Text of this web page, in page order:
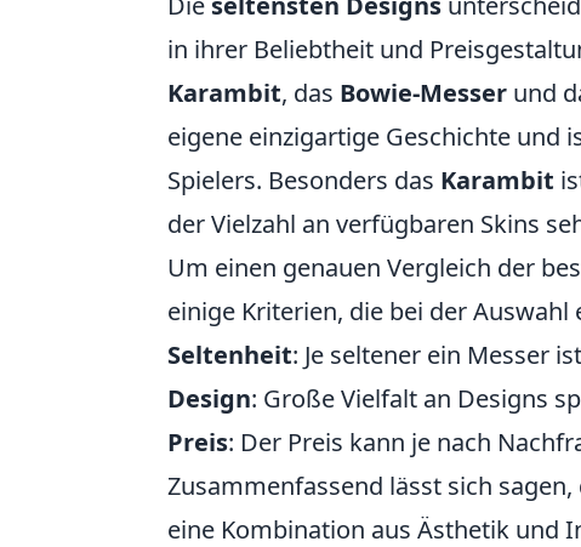
in ihrer Beliebtheit und
Karambit, das Bowie-Messer und
eigene einzigartige Geschichte und
Spielers. Besonders das Karambit
der Vielzahl an verfügbaren Skins
Um einen genauen Vergleich der
einige Kriterien, die bei der
Seltenheit: Je seltener ein Messer
Design: Große Vielfalt an Designs
Preis: Der Preis kann je nach
Zusammenfassend lässt sich
eine Kombination aus Ästhetik und